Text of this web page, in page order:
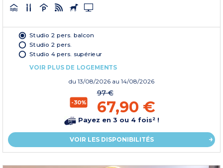
Studio 2 pers. balcon
Studio 2 pers.
Studio 4 pers. supérieur
VOIR PLUS DE LOGEMENTS
du 13/08/2026 au 14/08/2026
-30%
97 €
67,90 €
Payez en 3 ou 4 fois² !
VOIR LES DISPONIBILITÉS